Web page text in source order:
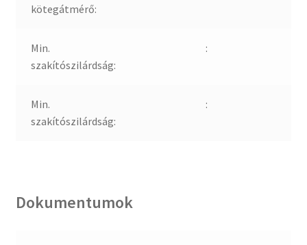
kötegátmérő:
Min.
szakítószilárdság:
:
Min.
szakítószilárdság:
:
Dokumentumok